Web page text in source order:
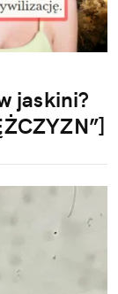
jaskini?